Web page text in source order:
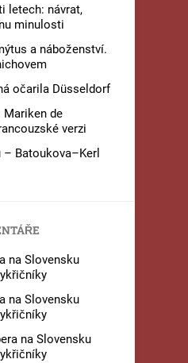
letech: návrat,
minulosti
a náboženství.
očarila Düsseldorf
Mariken de
verzi
– Batoukova–Kerl
na Slovensku
na Slovensku
na Slovensku